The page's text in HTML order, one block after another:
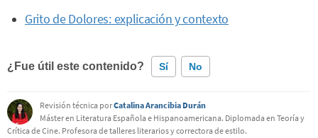
Grito de Dolores: explicación y contexto
¿Fue útil este contenido? Sí No
Este contenido contiene información incorrecta
Revisión técnica porCatalina Arancibia Durán
Máster en Literatura Española e Hispanoamericana. Diplomada en Teoría y
Crítica de Cine. Profesora de talleres literarios y correctora de estilo.